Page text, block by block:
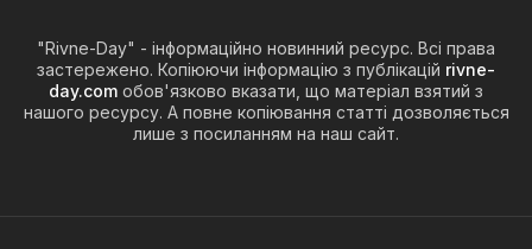
"Rivne-Day" - інформаційно новинний ресурс. Всі права
застережено. Копіюючи інформацію з публікацій rivne-
day.com обов'язково вказати, що матеріал взятий з
нашого ресурсу. А повне копіювання статті дозволяється
лише з посиланням на наш сайт.